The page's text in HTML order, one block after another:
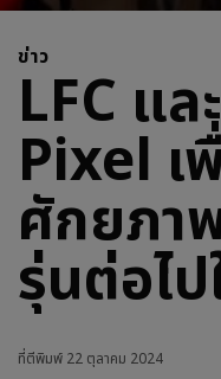
ข่าว
LFC แ
Pixel เ
ศักยภา
รุ่นต่อไ
ที่ตีพิมพ์ 22 ตุลาคม 2024